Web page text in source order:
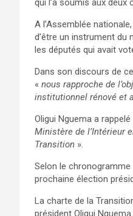
qui l’a soumis aux
A l’Assemblée
d’être un instrument du
les députés qui avait
Dans son discours de
« nous rapproche de
institutionnel rénové et
Oligui Nguema a
Ministère de l’Intérieur
Transition ».
Selon le
prochaine élection
La charte de la
président Oligui